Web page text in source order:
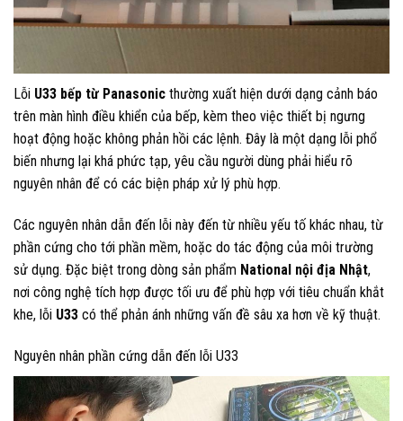
Lỗi U33 bếp từ Panasonic thường xuất hiện dưới dạng cảnh báo
trên màn hình điều khiển của bếp, kèm theo việc thiết bị ngưng
hoạt động hoặc không phản hồi các lệnh. Đây là một dạng lỗi phổ
biến nhưng lại khá phức tạp, yêu cầu người dùng phải hiểu rõ
nguyên nhân để có các biện pháp xử lý phù hợp.
Các nguyên nhân dẫn đến lỗi này đến từ nhiều yếu tố khác nhau, từ
phần cứng cho tới phần mềm, hoặc do tác động của môi trường
sử dụng. Đặc biệt trong dòng sản phẩm National nội địa Nhật,
nơi công nghệ tích hợp được tối ưu để phù hợp với tiêu chuẩn khắt
khe, lỗi U33 có thể phản ánh những vấn đề sâu xa hơn về kỹ thuật.
Nguyên nhân phần cứng dẫn đến lỗi U33